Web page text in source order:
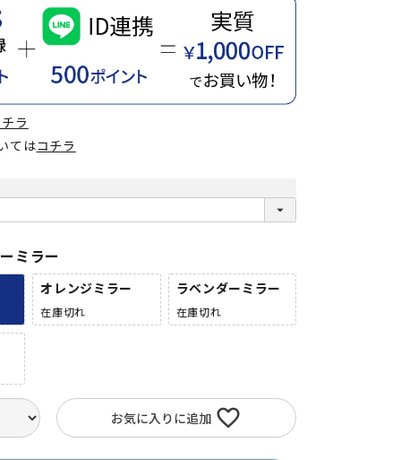
ラ
てはコチラ
ミラー
オレンジミラー
在庫切れ
ラベンダーミラー
在庫切れ
お気に入りに追加